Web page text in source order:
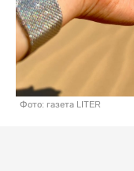
Фото: газета LITER